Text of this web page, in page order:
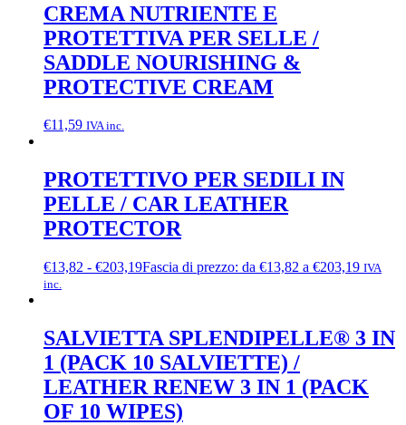
CREMA NUTRIENTE E
PROTETTIVA PER SELLE /
SADDLE NOURISHING &
PROTECTIVE CREAM
€11,59 IVA inc.
PROTETTIVO PER SEDILI IN
PELLE / CAR LEATHER
PROTECTOR
€13,82 - €203,19Fascia di prezzo: da €13,82 a €203,19 IVA
inc.
SALVIETTA SPLENDIPELLE® 3 IN
1 (PACK 10 SALVIETTE) /
LEATHER RENEW 3 IN 1 (PACK
OF 10 WIPES)